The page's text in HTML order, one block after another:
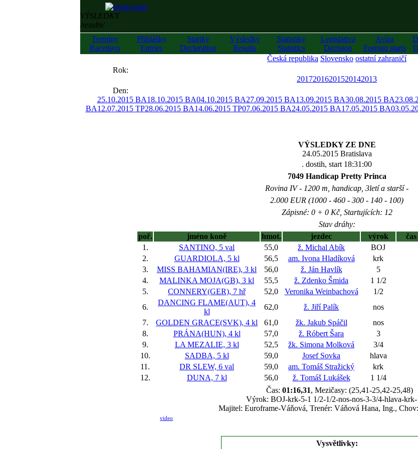
VÝSLEDKY
/results/
Termíny
Racedays
Přihlášky
Entries
Startky
Declaration
Výsledky
Results
Statistiky
Statistics
Legislativa
Decision
Avíza
Foreign starts
Česká republika Slovensko ostatní zahraničí
Rok:
20172016201520142013
Den:
25.10.2015 BA18.10.2015 BA04.10.2015 BA27.09.2015 BA13.09.2015 BA30.08.2015 BA
BA12.07.2015 TP28.06.2015 BA14.06.2015 TP07.06.2015 BA24.05.2015 BA17.05.2015 BA
VÝSLEDKY ZE DNE
24.05.2015 Bratislava
. dostih, start 18:31:00
7049 Handicap Pretty Princa
Rovina IV - 1200 m, handicap, 3letí a starší -
2.000 EUR (1000 - 460 - 300 - 140 - 100)
Zápisné: 0 + 0 Kč, Startujících: 12
Stav dráhy:
poř.
jméno koně hmot. jezdec výrok čas
1.
SANTINO, 5 val 55,0 ž. Michal Abík BOJ
2.
GUARDIOLA, 5 kl 56,5 am. Ivona Hladíková krk
3.
MISS BAHAMIAN(IRE), 3 kl 56,0 ž. Ján Havlík 5
4.
MALINKA MOJA(GB), 3 kl 55,5 ž. Zdenko Šmida 1 1/2
5.
CONNERY(GER), 7 hř 52,0 Veronika Weinbachová 1/2
6.
DANCING FLAME(AUT), 4
kl
62,0 ž. Jiří Palík nos
7.
GOLDEN GRACE(SVK), 4 kl 61,0 žk. Jakub Spáčil nos
8.
PRÁNA(HUN), 4 kl 57,0 ž. Róbert Šara 3
9.
LA MEZALIE, 3 kl 52,5 žk. Simona Molková 3/4
10.
SADBA, 5 kl 59,0 Josef Sovka hlava
11.
DR SLEW, 6 val 59,0 am. Tomáš Stražický krk
12.
DUNA, 7 kl 56,0 ž. Tomáš Lukášek 1 1/4
Čas: 01:16,31, Mezičasy: (25,41-25,42-25,48)
Výrok: BOJ-krk-5-1 1/2-1/2-nos-nos-3-3/4-hlava-
Majitel: Euroframe-Váňová, Trenér: Váňová Hana, Ing.,
video
Vysvětlivky: